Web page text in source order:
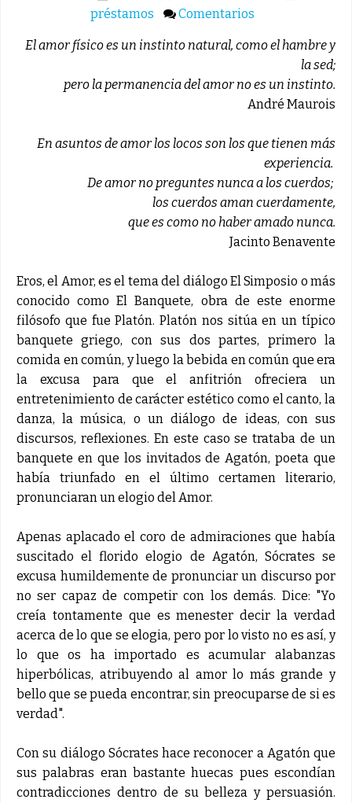
préstamos
Comentarios
El amor físico es un instinto natural, como el hambre y
la sed;
pero la permanencia del amor no es un instinto.
André Maurois
En asuntos de amor los locos son los que tienen más
experiencia.
De amor no preguntes nunca a los cuerdos;
los cuerdos aman cuerdamente,
que es como no haber amado nunca.
Jacinto Benavente
Eros, el Amor, es el tema del diálogo El Simposio o más
conocido como El Banquete, obra de este enorme
filósofo que fue Platón. Platón nos sitúa en un típico
banquete griego, con sus dos partes, primero la
comida en común, y luego la bebida en común que era
la excusa para que el anfitrión ofreciera un
entretenimiento de carácter estético como el canto, la
danza, la música, o un diálogo de ideas, con sus
discursos, reflexiones. En este caso se trataba de un
banquete en que los invitados de Agatón, poeta que
había triunfado en el último certamen literario,
pronunciaran un elogio del Amor.
Apenas aplacado el coro de admiraciones que había
suscitado el florido elogio de Agatón, Sócrates se
excusa humildemente de pronunciar un discurso por
no ser capaz de competir con los demás. Dice: "Yo
creía tontamente que es menester decir la verdad
acerca de lo que se elogia, pero por lo visto no es así, y
lo que os ha importado es acumular alabanzas
hiperbólicas, atribuyendo al amor lo más grande y
bello que se pueda encontrar, sin preocuparse de si es
verdad".
Con su diálogo Sócrates hace reconocer a Agatón que
sus palabras eran bastante huecas pues escondían
contradicciones dentro de su belleza y persuasión.